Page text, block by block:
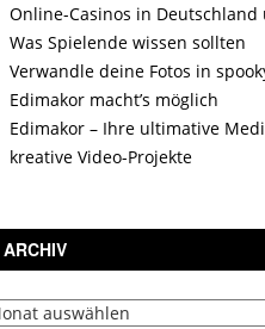
Online-Casinos in
Was Spielende wissen sollten
Verwandle deine Fotos in
Edimakor macht’s möglich
Edimakor – Ihre ultimative
kreative Video-Projekte
ARCHIV